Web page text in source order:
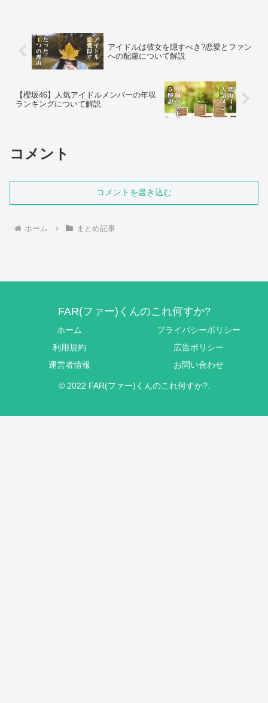
アイドルは彼女を隠すべき?恋愛とファン
への配慮について解説
【櫻坂46】人気アイドルメンバーの年収
ランキングについて解説
コメント
コメントを書き込む
ホーム まとめ記事
FAR(ファー)くんのこれ何すか?
ホーム
プライバシーポリシー
利用規約
広告ポリシー
運営者情報
お問い合わせ
© 2022 FAR(ファー)くんのこれ何すか?.